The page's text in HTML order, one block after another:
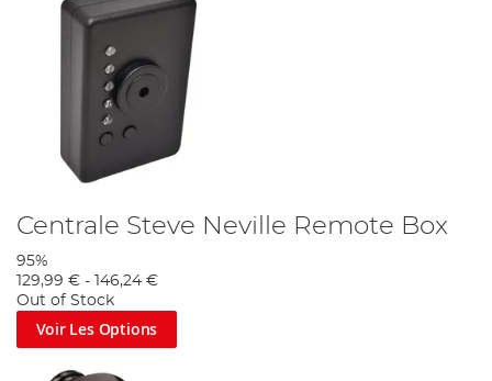
Centrale Steve Neville Remote Box
95%
129,99 € -
146,24 €
Out of Stock
Voir Les Options